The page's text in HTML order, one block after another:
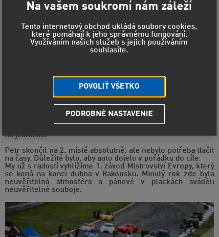
Máme odtrénováno a odzkoušeno!
na jedničku.
Petr skončil na 2. místě absolutně, ale nebylo potřeba tlačit
na časy. Důležité bylo, aby auto dojelo v pořádku do cíle.
My už s radostí vyhlížíme 1. závod Mistrovství Evropy, který
se koná na konci dubna v Rakousku. Minulý rok zde byla
neuvěřitelná atmosféra a pánové v plackách sváděli
neuvěřitelné souboje.
Na vašem soukromí nám záleží
Tento internetový obchod ukládá soubory cookies,
které pomáhají k jeho správnému fungování.
Využíváním našich služeb s jejich používáním
souhlasíte.
POVOLIŤ VŠETKO
PODROBNÉ NASTAVENIE